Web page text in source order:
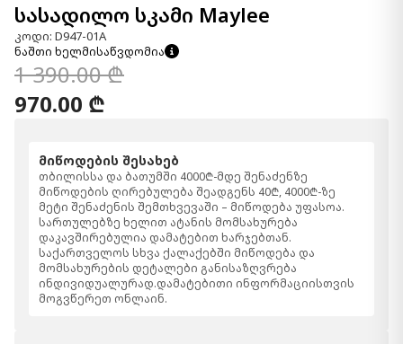
სასადილო სკამი Maylee
კოდი: D947-01A
ნაშთი ხელმისაწვდომია
1 390.00 ₾
970.00 ₾
მიწოდების შესახებ
თბილისსა და ბათუმში 4000₾-მდე შენაძენზე
მიწოდების ღირებულება შეადგენს 40₾, 4000₾-ზე
მეტი შენაძენის შემთხვევაში – მიწოდება უფასოა.
სართულებზე ხელით ატანის მომსახურება
დაკავშირებულია დამატებით ხარჯებთან.
საქართველოს სხვა ქალაქებში მიწოდება და
მომსახურების დეტალები განისაზღვრება
ინდივიდუალურად.დამატებითი ინფორმაციისთვის
მოგვწერეთ ონლაინ.